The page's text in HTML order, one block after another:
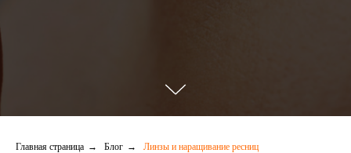
Главная страница → Блог → Линзы и наращивание ресниц